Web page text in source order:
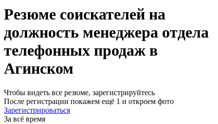
Резюме соискателей на
должность менеджера отдела
телефонных продаж в
Агинском
Чтобы видеть все резюме, зарегистрируйтесь
После регистрации покажем ещё 1 и откроем фото
Зарегистрироваться
За всё время